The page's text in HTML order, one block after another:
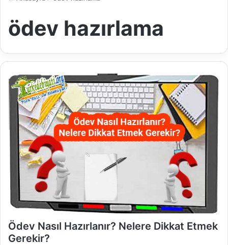
ödev hazırlama
Ödev Nasıl Hazırlanır? Nelere Dikkat Etmek
Gerekir?